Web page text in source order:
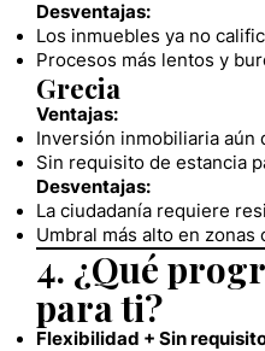
Desventajas:
Los inmuebles ya no
Procesos más lentos y
Grecia
Ventajas:
Inversión inmobiliaria aún
Sin requisito de estancia
Desventajas:
La ciudadanía requiere
Umbral más alto en zonas
4. ¿Qué
para ti?
Flexibilidad + Sin